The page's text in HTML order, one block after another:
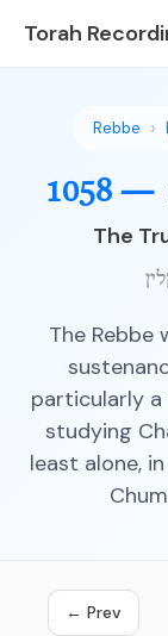
Torah
Rebbe
1058 —
The
The
particularly
studying
least alone,
← Prev